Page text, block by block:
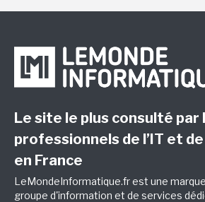
Le site le plus consulté par
professionnels de l’IT et
en France
LeMondeInformatique.fr est une
groupe d'information et de services